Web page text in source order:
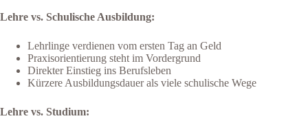
Lehre vs. Schulische Ausbildung:
Lehrlinge verdienen vom ersten Tag an Geld
Praxisorientierung steht im Vordergrund
Direkter Einstieg ins Berufsleben
Kürzere Ausbildungsdauer als viele schulische Wege
Lehre vs. Studium: